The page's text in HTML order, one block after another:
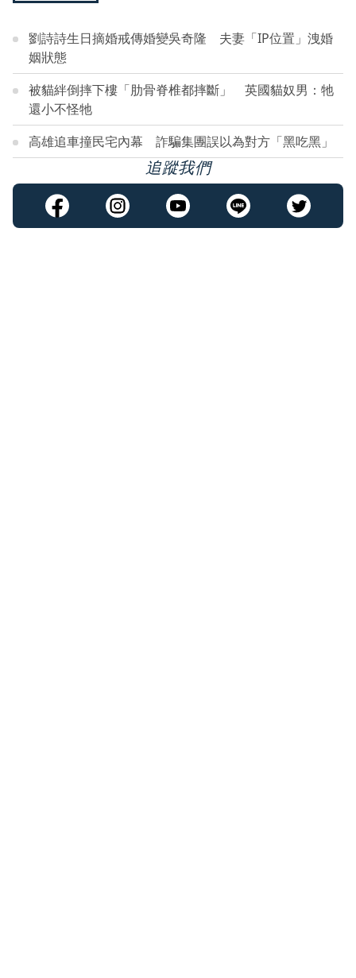
劉詩詩生日摘婚戒傳婚變吳奇隆 夫妻「IP位置」洩婚
姻狀態
被貓絆倒摔下樓「肋骨脊椎都摔斷」 英國貓奴男：牠
還小不怪牠
高雄追車撞民宅內幕 詐騙集團誤以為對方「黑吃黑」
追蹤我們